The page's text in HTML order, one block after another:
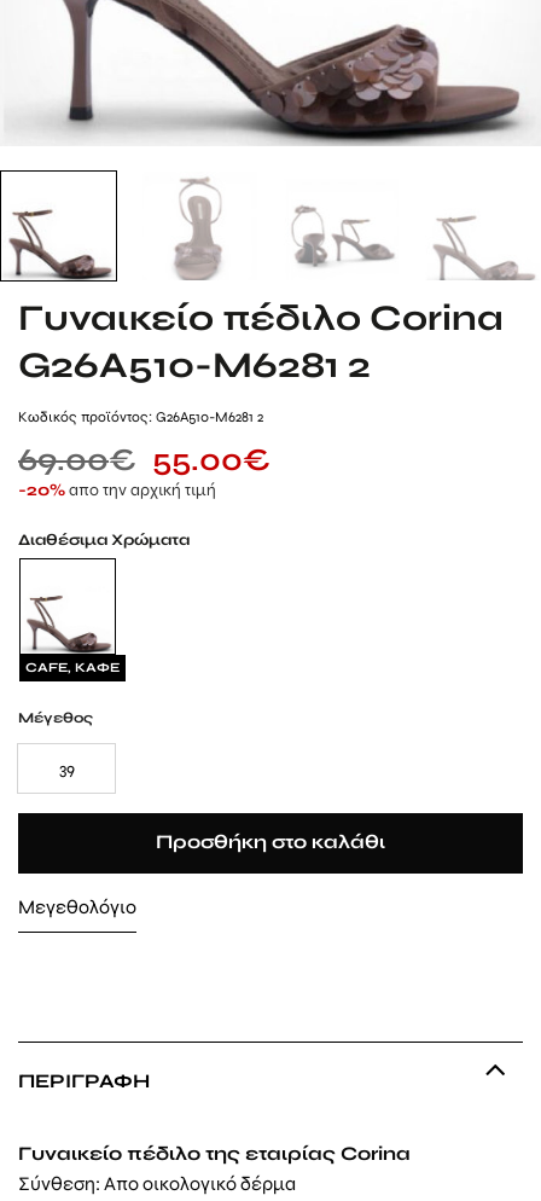
Γυναικείο πέδιλο Corina
G26A510-M6281 2
Kωδικός προϊόντος: G26A510-M6281 2
69.00€ 55.00€
-20%απο την αρχική τιμή
Διαθέσιμα Χρώματα
CAFE, ΚΑΦΕ
Μέγεθος
39
Προσθήκη στο καλάθι
Μεγεθολόγιο
ΠΕΡΙΓΡΑΦΉ
Γυναικείο πέδιλο της εταιρίας Corina
Σύνθεση: Απο οικολογικό δέρμα